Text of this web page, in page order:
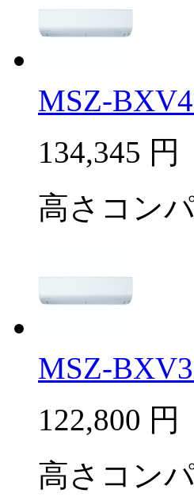
MSZ-
134,345 円
高さコン
MSZ-
122,800 円
高さコン